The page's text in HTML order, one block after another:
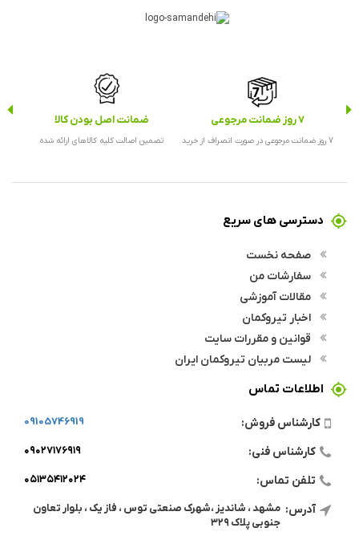
7 روز ضمانت مرجوعی
7 روز ضمانت مرجوعی در صورت انصراف از خرید
ضمانت اصل بودن کالا
تضمین اصالت کلیه کالاهای ارائه شده
دسترسی های سریع
صفحه نخست
سفارشات من
مقالات آموزشی
اخبار تیروکمان
قوانین و مقررات سایت
لیست مربیان تیروکمان ایران
اطلاعات تماس
کارشناس فروش: 09105746919
کارشناس فنی: ۰۹۰۲۷۱۷۶۹۱۹
تلفن تماس: ۰۵۱۳۵۴۱۲۰۲۴
آدرس: مشهد ، شاندیز ،شهرک صنعتی توس ، فاز یک ، بلوار تعاون
جنوبی پلاک ۳۲۹